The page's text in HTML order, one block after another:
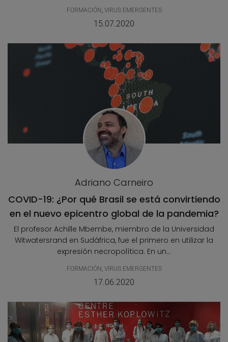
FORMACIÓN VIRUS EMERGENTES
15.07.2020
Adriano Carneiro
COVID-19: ¿Por qué Brasil se está convirtiendo
en el nuevo epicentro global de la pandemia?
El profesor Achille Mbembe, miembro de la Universidad
Witwatersrand en Sudáfrica, fue el primero en utilizar la
expresión necropolítica. En un...
FORMACIÓN , VIRUS EMERGENTES
17.06.2020